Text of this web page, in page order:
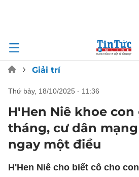
Giải trí
thứ bảy, 18/10/2025 - 11:36
H'Hen Niê khoe con
tháng, cư dân
ngay một điều
H'Hen Niê cho biết cô cho